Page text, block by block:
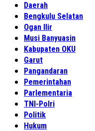
Daerah
Bengkulu Selatan
Ogan Ilir
Musi Banyuasin
Kabupaten OKU
Garut
Pangandaran
Pemerintahan
Parlementaria
TNI-Polri
Politik
Hukum